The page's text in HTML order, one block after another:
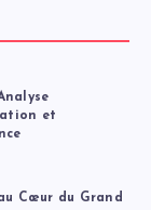
et
Cœur du Grand